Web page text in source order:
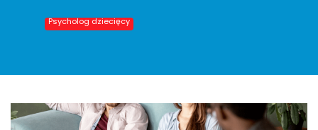
Psycholog dziecięcy